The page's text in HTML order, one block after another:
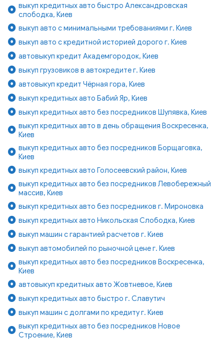
выкуп кредитных авто быстро Александровская
слободка, Киев
выкуп авто с минимальными требованиями г. Киев
выкуп авто с кредитной историей дорого г. Киев
автовыкуп кредит Академгородок, Киев
выкуп грузовиков в автокредите г. Киев
автовыкуп кредит Чёрная гора, Киев
выкуп кредитных авто Бабий Яр, Киев
выкуп кредитных авто без посредников Шулявка, Киев
выкуп кредитных авто в день обращения Воскресенка,
Киев
выкуп кредитных авто без посредников Борщаговка,
Киев
выкуп кредитных авто Голосеевский район, Киев
выкуп кредитных авто без посредников Левобережный
массив, Киев
выкуп кредитных авто без посредников г. Мироновка
выкуп кредитных авто Никольская Слободка, Киев
выкуп машин с гарантией расчетов г. Киев
выкуп автомобилей по рыночной цене г. Киев
выкуп кредитных авто без посредников Воскресенка,
Киев
автовыкуп кредитных авто Жовтневое, Киев
выкуп кредитных авто быстро г. Славутич
выкуп машин с долгами по кредиту г. Киев
выкуп кредитных авто без посредников Новое
Строение, Киев